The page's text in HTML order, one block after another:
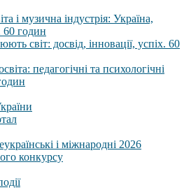
і музична індустрія: Україна,
60 годин
світ: досвід, інновації, успіх. 60
педагогічні та психологічні
і міжнародні 2026
конкурсу